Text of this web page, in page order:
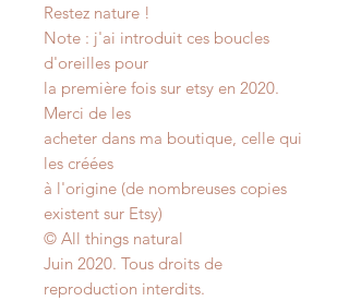
Restez nature !
Note : j'ai introduit ces boucles
d'oreilles pour
la première fois sur etsy en 2020.
Merci de les
acheter dans ma boutique, celle qui
les créées
à l'origine (de nombreuses copies
existent sur Etsy)
© All things natural
Juin 2020. Tous droits de
reproduction interdits.